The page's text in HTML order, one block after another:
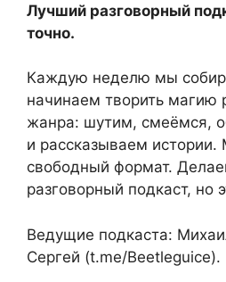
Лучший разговорный
точно.
Каждую неделю мы
начинаем творить магию
жанра: шутим, смеёмся,
и рассказываем истории.
свободный формат.
разговорный подкаст, но
Ведущие подкаста:
Сергей (t.me/Beetleguice).